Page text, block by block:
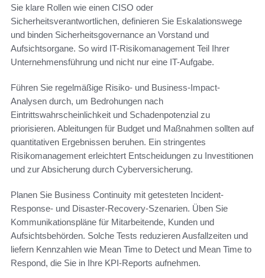
Sie klare Rollen wie einen CISO oder
Sicherheitsverantwortlichen, definieren Sie Eskalationswege
und binden Sicherheitsgovernance an Vorstand und
Aufsichtsorgane. So wird IT-Risikomanagement Teil Ihrer
Unternehmensführung und nicht nur eine IT-Aufgabe.
Führen Sie regelmäßige Risiko- und Business-Impact-
Analysen durch, um Bedrohungen nach
Eintrittswahrscheinlichkeit und Schadenpotenzial zu
priorisieren. Ableitungen für Budget und Maßnahmen sollten auf
quantitativen Ergebnissen beruhen. Ein stringentes
Risikomanagement erleichtert Entscheidungen zu Investitionen
und zur Absicherung durch Cyberversicherung.
Planen Sie Business Continuity mit getesteten Incident-
Response- und Disaster-Recovery-Szenarien. Üben Sie
Kommunikationspläne für Mitarbeitende, Kunden und
Aufsichtsbehörden. Solche Tests reduzieren Ausfallzeiten und
liefern Kennzahlen wie Mean Time to Detect und Mean Time to
Respond, die Sie in Ihre KPI-Reports aufnehmen.